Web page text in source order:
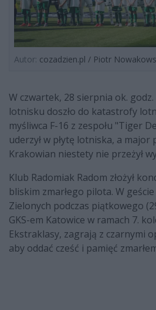
Autor: cozadzien.pl / Piotr
W czwartek, 28 sierpnia ok.
lotnisku doszło do katastrofy
myśliwca F-16 z zespołu "Tiger
uderzył w płytę lotniska, a major
Krakowian niestety nie przeżył
Klub Radomiak Radom złożył
bliskim zmarłego pilota. W geście
Zielonych podczas piątkowego
GKS-em Katowice w ramach 7.
Ekstraklasy, zagrają z czarnymi
aby oddać cześć i pamięć